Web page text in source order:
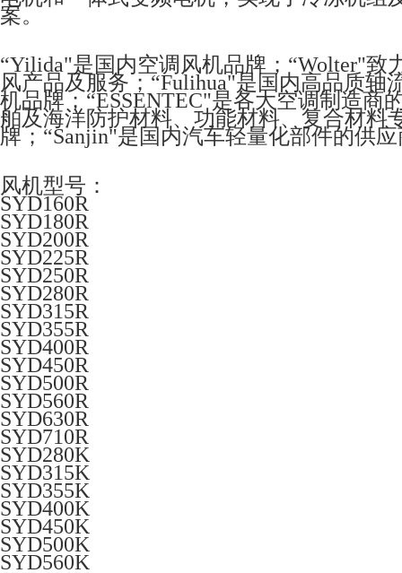
案。
“Yilida"是国内空调风机品牌；“Wolter"
风产品及服务；“Fulihua"是国内高品质
机品牌；“ESSENTEC"是各大空调制造
舶及海洋防护材料、功能材料、复合材料
牌；“Sanjin"是国内汽车轻量化部件的供
风机型号：
SYD160R
SYD180R
SYD200R
SYD225R
SYD250R
SYD280R
SYD315R
SYD355R
SYD400R
SYD450R
SYD500R
SYD560R
SYD630R
SYD710R
SYD280K
SYD315K
SYD355K
SYD400K
SYD450K
SYD500K
SYD560K